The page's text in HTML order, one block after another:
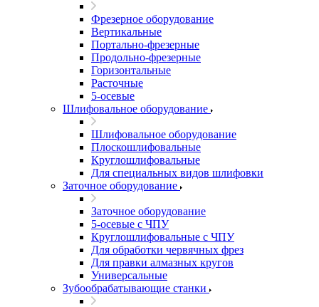
Фрезерное оборудование
Вертикальные
Портально-фрезерные
Продольно-фрезерные
Горизонтальные
Расточные
5-осевые
Шлифовальное оборудование
Шлифовальное оборудование
Плоскошлифовальные
Круглошлифовальные
Для специальных видов шлифовки
Заточное оборудование
Заточное оборудование
5-осевые с ЧПУ
Круглошлифовальные с ЧПУ
Для обработки червячных фрез
Для правки алмазных кругов
Универсальные
Зубообрабатывающие станки